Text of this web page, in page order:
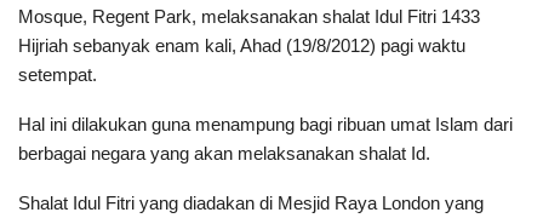
Mosque, Regent Park, melaksanakan shalat Idul Fitri 1433
Hijriah sebanyak enam kali, Ahad (19/8/2012) pagi waktu
setempat.
Hal ini dilakukan guna menampung bagi ribuan umat Islam dari
berbagai negara yang akan melaksanakan shalat Id.
Shalat Idul Fitri yang diadakan di Mesjid Raya London yang